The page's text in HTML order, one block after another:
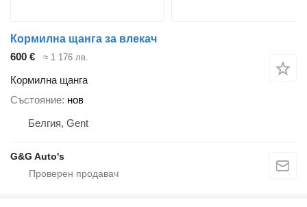
Кормилна щанга за влекач
600 €
≈ 1 176 лв.
Кормилна щанга
Състояние нов
Белгия, Gent
G&G Auto's